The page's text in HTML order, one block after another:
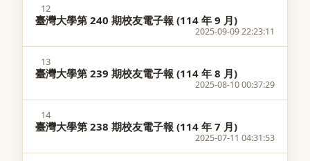
12
臺灣大學第 240 期校友電子報 (114 年 9 月)
2025-09-09 22:23:11
13
臺灣大學第 239 期校友電子報 (114 年 8 月)
2025-08-10 00:37:29
14
臺灣大學第 238 期校友電子報 (114 年 7 月)
2025-07-11 04:31:53